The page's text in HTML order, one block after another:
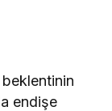
beklentinin
endişe